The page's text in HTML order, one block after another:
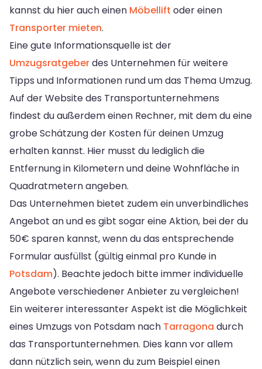
kannst du hier auch einen Möbellift oder einen
Transporter mieten.
Eine gute Informationsquelle ist der
Umzugsratgeberdes Unternehmen für weitere
Tipps und Informationen rund um das Thema Umzug.
Auf der Website des Transportunternehmens
findest du außerdem einen Rechner, mit dem du eine
grobe Schätzung der Kosten für deinen Umzug
erhalten kannst. Hier musst du lediglich die
Entfernung in Kilometern und deine Wohnfläche in
Quadratmetern angeben.
Das Unternehmen bietet zudem ein unverbindliches
Angebot an und es gibt sogar eine Aktion, bei der du
50€ sparen kannst, wenn du das entsprechende
Formular ausfüllst (gültig einmal pro Kunde in
Potsdam). Beachte jedoch bitte immer individuelle
Angebote verschiedener Anbieter zu vergleichen!
Ein weiterer interessanter Aspekt ist die Möglichkeit
eines Umzugs von Potsdam nach Tarragona durch
das Transportunternehmen. Dies kann vor allem
dann nützlich sein, wenn du zum Beispiel einen